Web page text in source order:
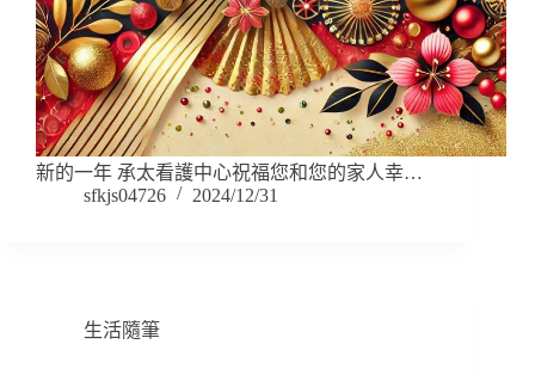
新的一年 承太看護中心祝福您和您的家人幸…
sfkjs04726
2024/12/31
生活隨筆